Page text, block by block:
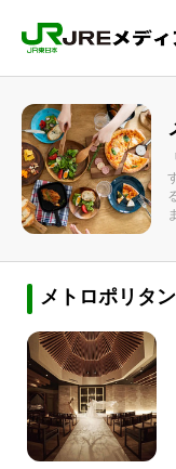
メトロポリタ